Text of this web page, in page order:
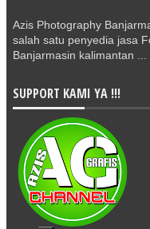
Azis Photography
salah satu penyedia jasa
Banjarmasin kalimantan ...
SUPPORT KAMI YA !!!